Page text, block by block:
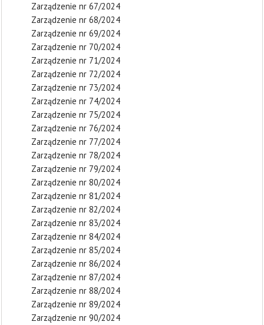
Zarządzenie nr 67/2024
Zarządzenie nr 68/2024
Zarządzenie nr 69/2024
Zarządzenie nr 70/2024
Zarządzenie nr 71/2024
Zarządzenie nr 72/2024
Zarządzenie nr 73/2024
Zarządzenie nr 74/2024
Zarządzenie nr 75/2024
Zarządzenie nr 76/2024
Zarządzenie nr 77/2024
Zarządzenie nr 78/2024
Zarządzenie nr 79/2024
Zarządzenie nr 80/2024
Zarządzenie nr 81/2024
Zarządzenie nr 82/2024
Zarządzenie nr 83/2024
Zarządzenie nr 84/2024
Zarządzenie nr 85/2024
Zarządzenie nr 86/2024
Zarządzenie nr 87/2024
Zarządzenie nr 88/2024
Zarządzenie nr 89/2024
Zarządzenie nr 90/2024